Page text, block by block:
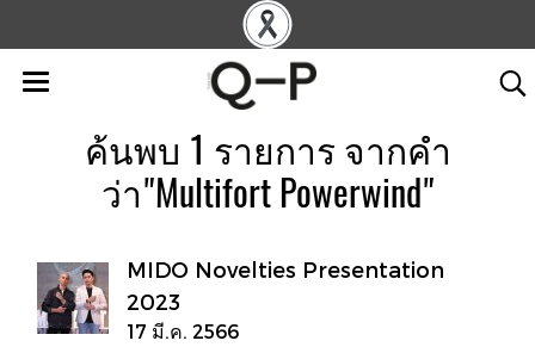
ค้นพบ 1 รายการ จากคำ
ว่า"Multifort Powerwind"
MIDO Novelties Presentation
2023
17 มี.ค. 2566